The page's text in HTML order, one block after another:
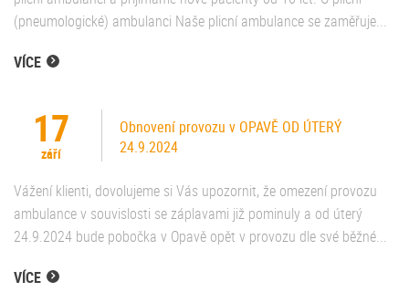
(pneumologické) ambulanci Naše plicní ambulance se zaměřuje...
VÍCE
17
září
Obnovení provozu v OPAVĚ OD ÚTERÝ
24.9.2024
Vážení klienti, dovolujeme si Vás upozornit, že omezení provozu
ambulance v souvislosti se záplavami již pominuly a od úterý
24.9.2024 bude pobočka v Opavě opět v provozu dle své běžné...
VÍCE